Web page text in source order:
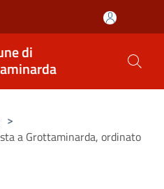
di
>
a Grottaminarda, ordinato